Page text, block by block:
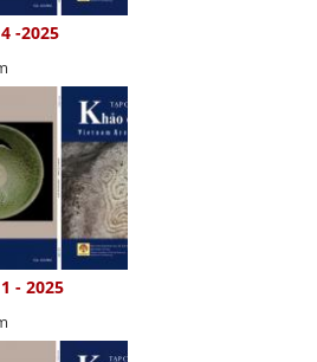
-2025
- 2025